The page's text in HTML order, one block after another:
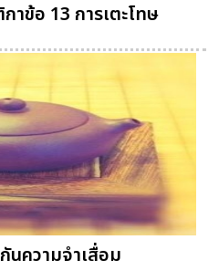
ข้อ 13 การเตะโทษ
นความจำเสื่อม